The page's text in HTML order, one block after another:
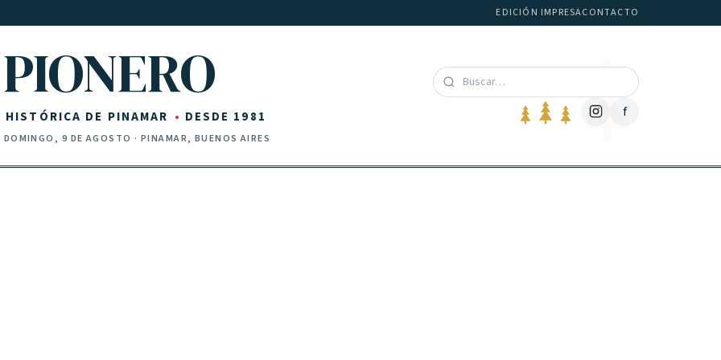
EDICIÓN IMPRESACONTACTO
PIONERO
HISTÓRICA DE PINAMAR DESDE 1981
DOMINGO, 9 DE AGOSTO · PINAMAR, BUENOS AIRES
f